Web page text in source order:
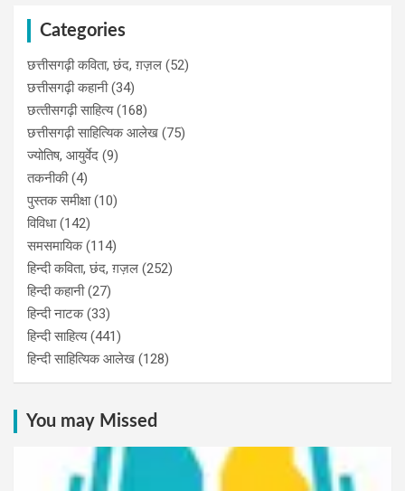
Categories
छत्तीसगढ़ी कविता, छंद, ग़ज़ल (52)
छत्तीसगढ़ी कहानी(34)
छत्‍तीसगढ़ी साहित्‍य(168)
छत्तीसगढ़ी साहित्यिक आलेख (75)
ज्योतिष, आयुर्वेद (9)
तकनीकी(4)
पुस्‍तक समीक्षा(10)
विविधा(142)
समसमायिक(114)
हिन्दी कविता, छंद, ग़ज़ल (252)
हिन्दी कहानी(27)
हिन्‍दी नाटक(33)
हिन्दी साहित्य(441)
हिन्दी साहित्यिक आलेख (128)
You may Missed